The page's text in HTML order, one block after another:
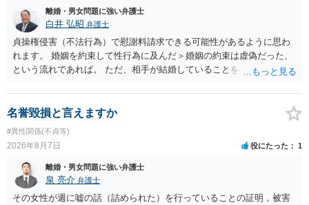
離婚・男女問題に強い弁護士
白井 弘昭 弁護士
貞操権侵害（不法行為）で慰謝料請求できる可能性があるように思わ
れます。 婚姻を約束して性行為に及んだ＞婚姻の約束は虚偽だった、
という流れであれば。 ただ、相手が結婚していることを知って行為に
性も認められそうですので、あまり慰謝料は高額にならないように思
われます。 一度、最寄りの弁護士に相談してみてください。
名誉毀損と言えますか
#異性関係(不貞等)
2026年8月7日 役にたった 1
離婚・男女問題に強い弁護士
泉 亮介 弁護士
その女性が週に嘘の話（詰められた）を行っていることの証明，被害